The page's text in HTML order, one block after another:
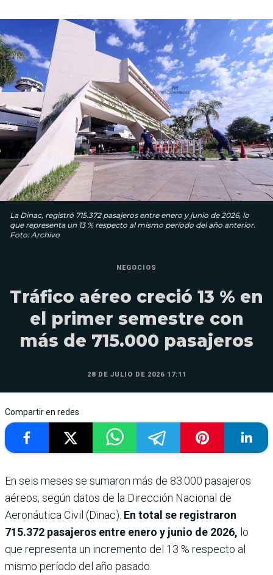
La Dinac, registró 715.372 pasajeros entre enero y junio de 2026, lo
que representa un 13 % respecto al mismo período del año anterior.
Foto: Archivo
NEGOCIOS
Tráfico aéreo creció 13 % en
el primer semestre con
más de 715.000 pasajeros
28 DE JULIO DE 2026 17:11
Compartir en redes
En seis meses se sumaron más de 83.000 pasajeros
aéreos, según datos de la Dirección Nacional de
Aeronáutica Civil (Dinac). En total se registraron
715.372 pasajeros entre enero y junio de 2026, lo
que representa un incremento del 13 % respecto al
mismo período del año pasado.